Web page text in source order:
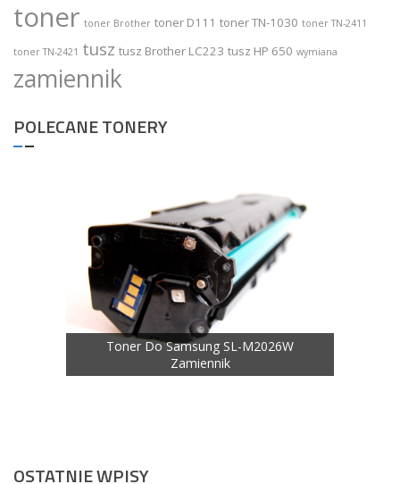
toner toner Brother toner D111 toner TN-1030 toner TN-2411
toner TN-2421 tusz tusz Brother LC223 tusz HP 650 wymiana
zamiennik
POLECANE TONERY
Toner Do Samsung SL-M2026W
Zamiennik
OSTATNIE WPISY